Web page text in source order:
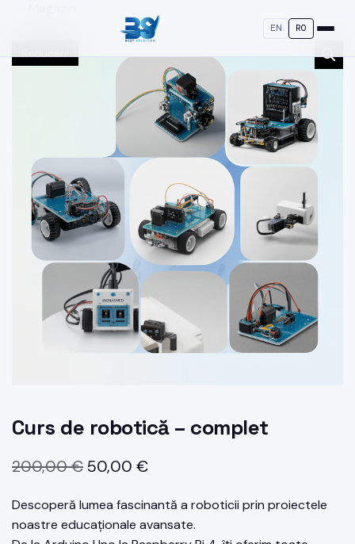
EN RO
Reduceri!
Curs de robotică – complet
200,00€ Prețul
a
50,00 €Prețul
este:
Descoperă lumea fascinantă a roboticii prin proiectele
noastre educaționale avansate.